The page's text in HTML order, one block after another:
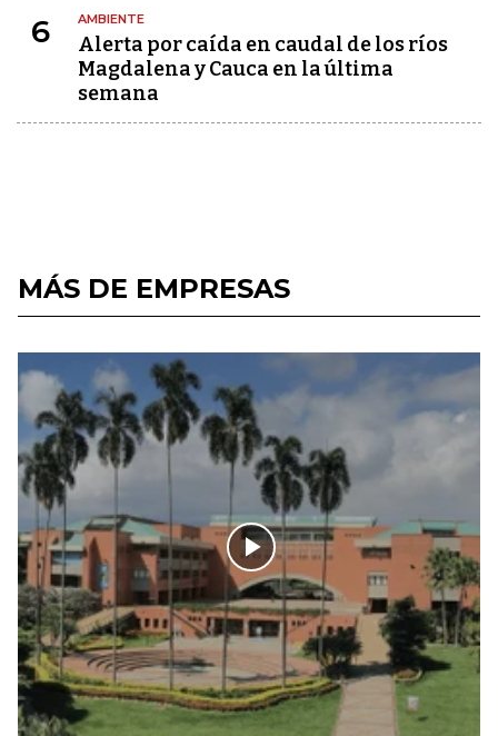
6 AMBIENTE
Alerta por caída en caudal de los ríos
Magdalena y Cauca en la última
semana
MÁS DE EMPRESAS